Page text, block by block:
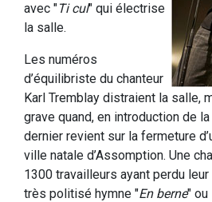
avec "Ti cul" qui électrise
la salle.
Les numéros
d’équilibriste du chanteur
Karl Tremblay distraient la salle,
grave quand, en introduction de
dernier revient sur la fermeture
ville natale d’Assomption. Une
1300 travailleurs ayant perdu
très politisé hymne "En berne" ou